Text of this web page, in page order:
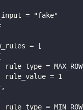
= "fake"
= [
rule_type = MAX_ROW
rule_value = 1
rule_type = MIN_ROW